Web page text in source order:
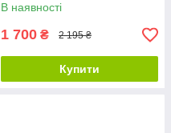
В наявності
1 700 ₴ 2 195 ₴
Купити